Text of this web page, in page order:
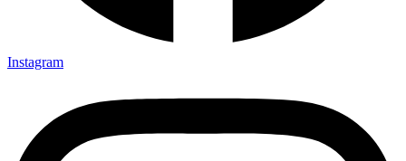
Instagram